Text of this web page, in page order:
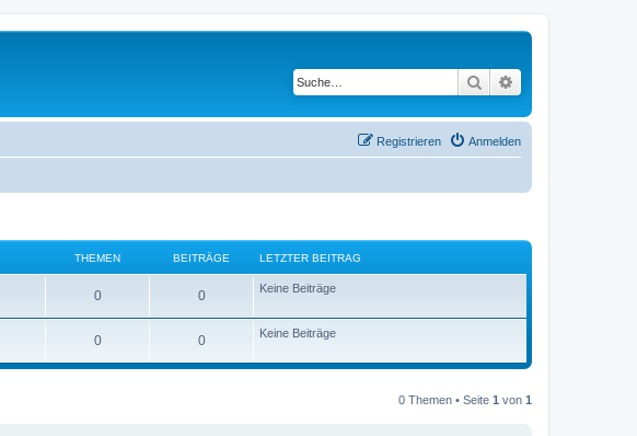
Suche
Anmelden
Registrieren
THEMEN BEITRÄGE LETZTER BEITRAG
0 0 Keine Beiträge
0 0 Keine Beiträge
0 Themen • Seite 1 von 1